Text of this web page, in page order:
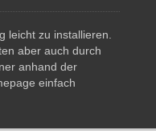
leicht zu installieren.
aber auch durch
anhand der
einfach